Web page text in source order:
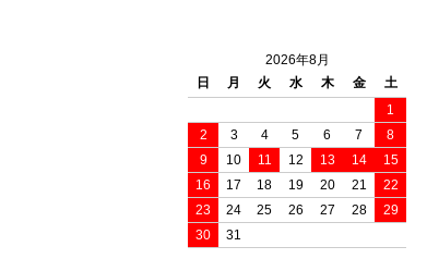
2026年8月
日
月 火 水 木 金
土
1
2
3 4 5 6 7
8
9
10 11 12 13 14
15
16
17 18 19 20 21
22
23
24 25 26 27 28
29
30
31